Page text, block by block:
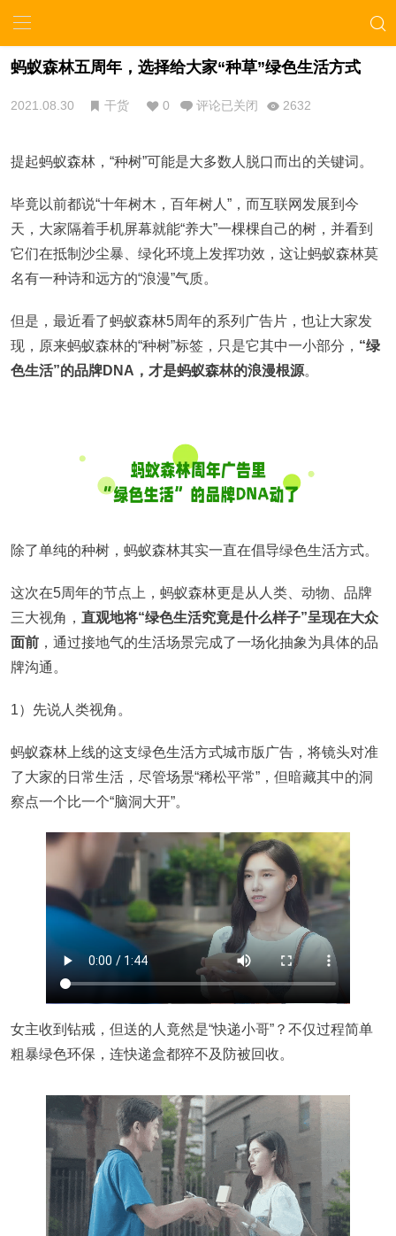
蚂蚁森林五周年，选择给大家“种草”绿色生活方式
2021.08.30 干货 0 评论已关闭 2632
提起蚂蚁森林，“种树”可能是大多数人脱口而出的关键词。
毕竟以前都说“十年树木，百年树人”，而互联网发展到今
天，大家隔着手机屏幕就能“养大”一棵棵自己的树，并看到
它们在抵制沙尘暴、绿化环境上发挥功效，这让蚂蚁森林莫
名有一种诗和远方的“浪漫”气质。
但是，最近看了蚂蚁森林5周年的系列广告片，也让大家发
现，原来蚂蚁森林的“种树”标签，只是它其中一小部分， “绿
色生活”的品牌DNA，才是蚂蚁森林的浪漫根源。
除了单纯的种树，蚂蚁森林其实一直在倡导绿色生活方式。
这次在5周年的节点上，蚂蚁森林更是从人类、动物、品牌
三大视角， 直观地将“绿色生活究竟是什么样子”呈现在大众
面前 ，通过接地气的生活场景完成了一场化抽象为具体的品
牌沟通。
1）先说人类视角。
蚂蚁森林上线的这支绿色生活方式城市版广告，将镜头对准
了大家的日常生活，尽管场景“稀松平常”，但暗藏其中的洞
察点一个比一个“脑洞大开”。
女主收到钻戒，但送的人竟然是“快递小哥”？不仅过程简单
粗暴绿色环保，连快递盒都猝不及防被回收。